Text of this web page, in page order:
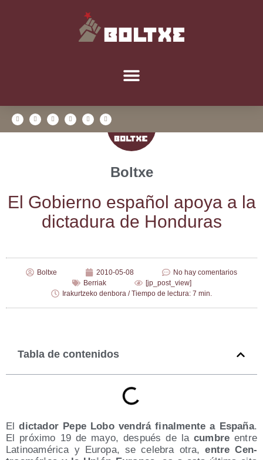
Boltxe
El Gobierno espa­ñol apo­ya a la
dic­ta­du­ra de Honduras
Boltxe 2010-05-08
No hay comentarios
Berriak
[jp_post_view]
Irakurtzeko denbora / Tiempo de lectura: 7 min.
Tabla de contenidos
Eldic­ta­dor Pepe Lobo ven­drá final­men­te a Espa­ña.
El pró­xi­mo 19 de mayo, des­pués de la cum­bre entre
Lati­noa­mé­ri­ca y Euro­pa, se cele­bra otra,entre Cen­